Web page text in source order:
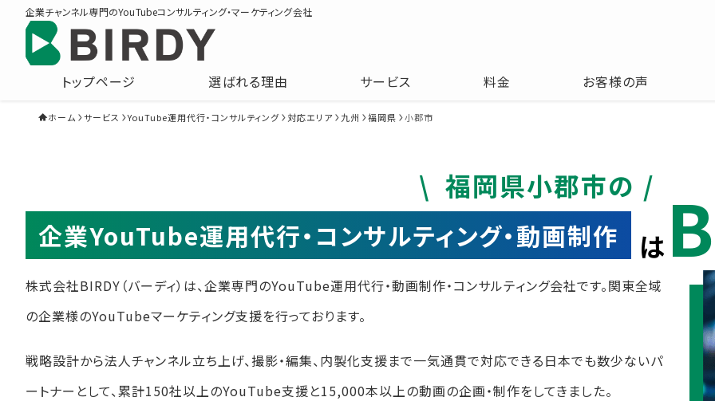
企業チャンネル専門のYouTubeコンサルティング・マーケティング会社
トップページ 選ばれる理由 サービス 料金 お客様の声
ホーム サービス YouTube運用代行・コンサルティング 対応エリア 九州 福岡県 小郡市
福岡県小郡市の
企業YouTube運用代行・コンサルティング・動画制作 は
株式会社BIRDY（バーディ）は、企業専門のYouTube運用代行・動画制作・コンサルティング会社です。関東全域
の企業様のYouTubeマーケティング支援を行っております。
戦略設計から法人チャンネル立ち上げ、撮影・編集、内製化支援まで一気通貫で対応できる日本でも数少ないパ
ートナーとして、累計150社以上のYouTube支援と15,000本以上の動画の企画・制作をしてきました。